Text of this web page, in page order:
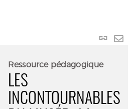
Lien
Ressource pédagogique
LES
INCONTOURNABLES